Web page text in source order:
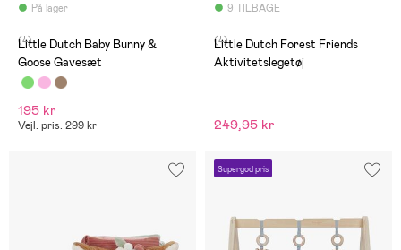
På lager
(4)
Little Dutch Baby Bunny &
Goose Gavesæt
195 kr
Vejl. pris: 299 kr
9 TILBAGE
(4)
Little Dutch Forest Friends
Aktivitetslegetøj
249,95 kr
Supergod pris